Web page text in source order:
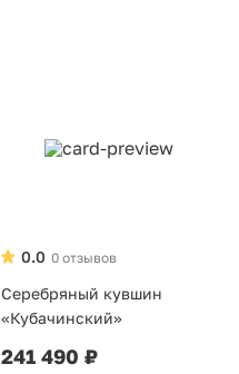
0 отзывов
0.0
Серебряный кувшин
«Кубачинский»
241 490 ₽